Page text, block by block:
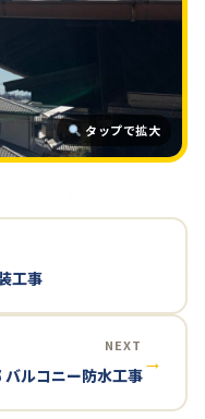
タップで拡大
工事
NEXT
バルコニー防水工事
→